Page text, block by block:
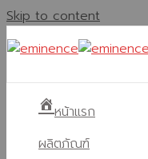
Skip to content
หน้าแรก
ผลิตภัณฑ์